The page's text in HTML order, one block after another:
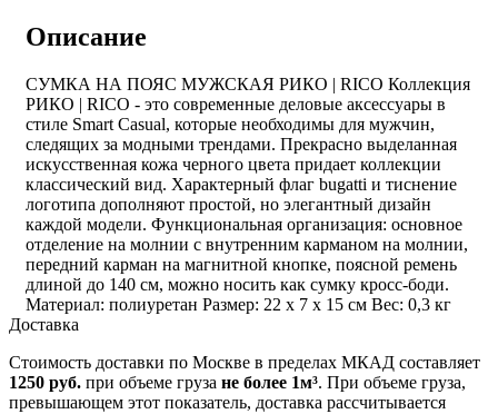
Описание
СУМКА НА ПОЯС МУЖСКАЯ РИКО | RICO Коллекция
РИКО | RICO - это современные деловые аксессуары в
стиле Smart Casual, которые необходимы для мужчин,
следящих за модными трендами. Прекрасно выделанная
искусственная кожа черного цвета придает коллекции
классический вид. Характерный флаг bugatti и тиснение
логотипа дополняют простой, но элегантный дизайн
каждой модели. Функциональная организация: основное
отделение на молнии с внутренним карманом на молнии,
передний карман на магнитной кнопке, поясной ремень
длиной до 140 см, можно носить как сумку кросс-боди.
Материал: полиуретан Размер: 22 x 7 x 15 см Вес: 0,3 кг
Доставка
Стоимость доставки по Москве в пределах МКАД составляет
1250 руб. при объеме груза не более 1м³. При объеме груза,
превышающем этот показатель, доставка рассчитывается